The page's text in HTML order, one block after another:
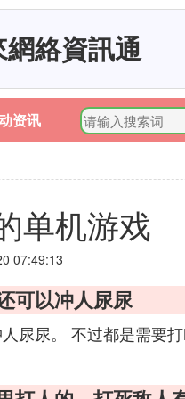
絡資訊通
资讯
单机游戏
07:49:13
可以冲人尿尿
尿尿。 不过都是需要